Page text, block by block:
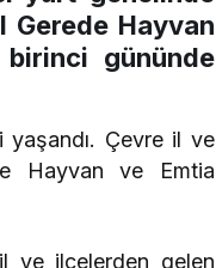
Gerede Hayvan
birinci gününde
yaşandı. Çevre il ve
Hayvan ve Emtia
ve ilçelerden gelen